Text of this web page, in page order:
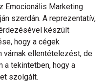
Emocionális Marketing
szerdán. A reprezentatív,
készült
hogy a cégek
várnak ellentételezést, de
a tekintetben, hogy a
szolgált.